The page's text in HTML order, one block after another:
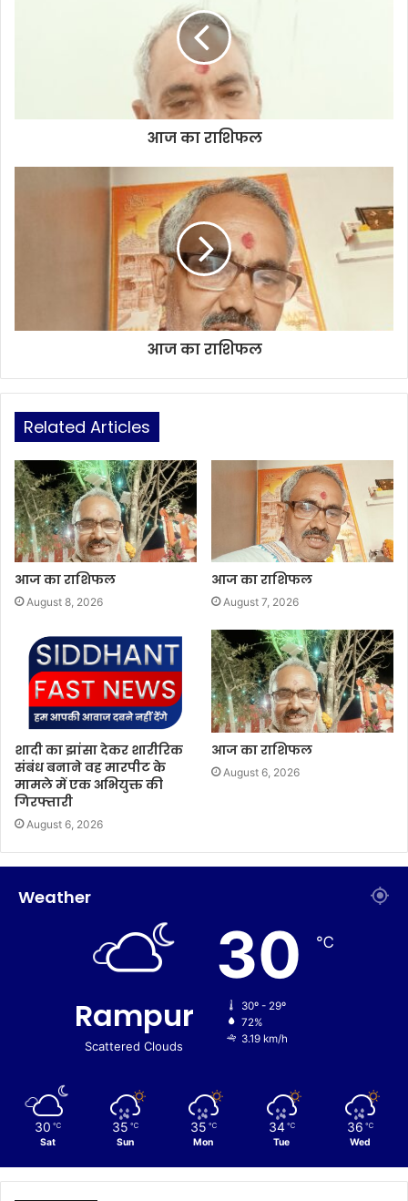
e
आज का राशिफल
आज का राशिफल
Related Articles
आज का राशिफल
August 8, 2026
आज का राशिफल
August 7, 2026
शादी का झांसा देकर शारीरिक
संबंध बनाने वह मारपीट के
मामले में एक अभियुक्त की
गिरफ्तारी
August 6, 2026
आज का राशिफल
August 6, 2026
Weather
Rampur
Scattered Clouds
30 ℃
30º - 29º
72%
3.19 km/h
30 ℃
Sat
35 ℃
Sun
35 ℃
Mon
34 ℃
Tue
36 ℃
Wed